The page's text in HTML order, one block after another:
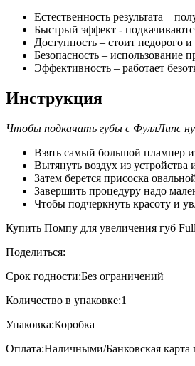
Естественность результата –
Быстрый эффект -
Доступность – стоит недорого и
Безопасность – использование
Эффективность – работает
Инструкция
Чтобы подкачать губы с ФуллЛипс
Взять самый большой плампер
Вытянуть воздух из устройства
Затем берется присоска
Завершить процедуру надо
Чтобы подчеркнуть красоту и
Купить Помпу для увеличения губ
Поделиться:
Срок годности:Без ограничений
Количество в упаковке:1
Упаковка:Коробка
Оплата:Наличными/Банковская карта